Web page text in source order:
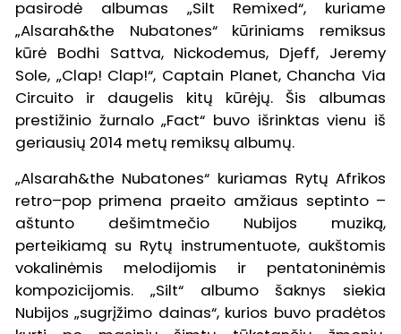
pasirodė albumas „Silt Remixed“, kuriame
„Alsarah&the Nubatones“ kūriniams remiksus
kūrė Bodhi Sattva, Nickodemus, Djeff, Jeremy
Sole, „Clap! Clap!“, Captain Planet, Chancha Via
Circuito ir daugelis kitų kūrėjų. Šis albumas
prestižinio žurnalo „Fact“ buvo išrinktas vienu iš
geriausių 2014 metų remiksų albumų.
„Alsarah&the Nubatones“ kuriamas Rytų Afrikos
retro–pop primena praeito amžiaus septinto –
aštunto dešimtmečio Nubijos muziką,
perteikiamą su Rytų instrumentuote, aukštomis
vokalinėmis melodijomis ir pentatoninėmis
kompozicijomis. „Silt“ albumo šaknys siekia
Nubijos „sugrįžimo dainas“, kurios buvo pradėtos